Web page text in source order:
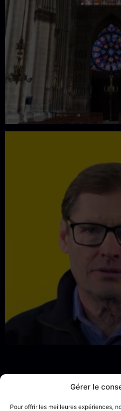
Gérer le
Pour offrir les meilleures expériences,